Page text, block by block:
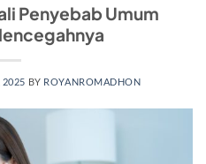
Penyebab Umum
2025 BY ROYANROMADHON